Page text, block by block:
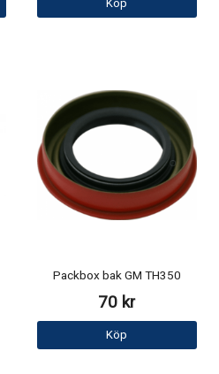
Packbox bak GM TH350
70 kr
Köp